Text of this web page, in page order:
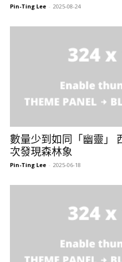
Pin-Ting Lee - 2025-08-24
數量少到如同「幽靈」
次發現森林象
Pin-Ting Lee - 2025-06-18